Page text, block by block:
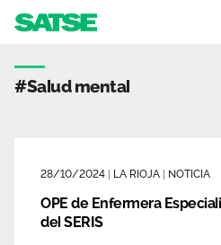
Delegados Sindicales
Ámbitos de negociación
Qué ofrecemos
La Rioja
Etiqueta - La
#salud mental
28/10/2024 LA RIOJA NOTICIA
OPE de Enfermera
del SERIS